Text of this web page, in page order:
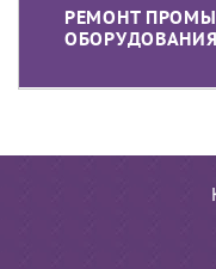
РЕМОНТ
ОБОРУДОВАНИЯ